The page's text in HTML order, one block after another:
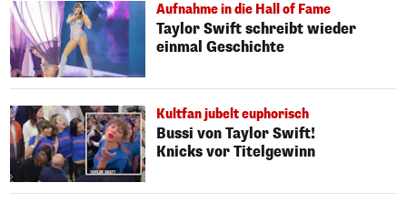
Aufnahme in die Hall of Fame
Taylor Swift schreibt wieder
einmal Geschichte
Kultfan jubelt euphorisch
Bussi von Taylor Swift!
Knicks vor Titelgewinn